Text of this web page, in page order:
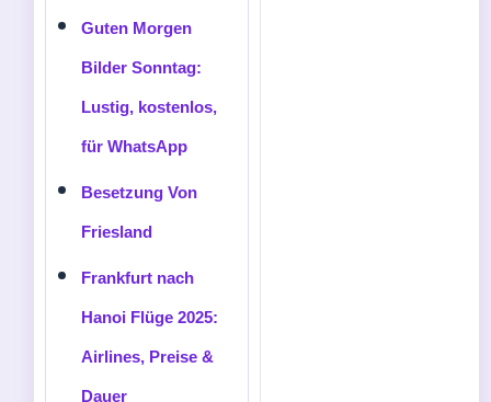
Guten Morgen
Bilder Sonntag:
Lustig, kostenlos,
für WhatsApp
Besetzung Von
Friesland
Frankfurt nach
Hanoi Flüge 2025:
Airlines, Preise &
Dauer